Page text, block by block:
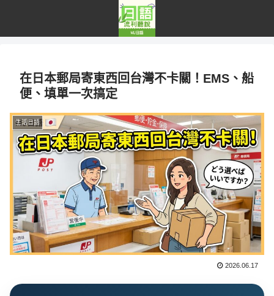
在日本郵局寄東西回台灣不卡關！EMS、船
便、填單一次搞定
生活日語
2026.06.17